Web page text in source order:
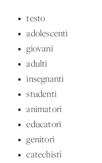
testo
adolescenti
giovani
adulti
insegnanti
studenti
animatori
educatori
genitori
catechisti